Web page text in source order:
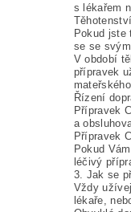
s lékařem
Pokud jste
se se
V období
přípravek
Řízení
Přípravek
a
Přípravek
Pokud
léčivý
3. Jak se
Vždy
lékaře,